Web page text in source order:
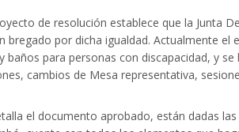
de resolución establece que la Junta
bregado por dicha igualdad. Actualmente
baños para personas con discapacidad, y
cambios de Mesa representativa,
el documento aprobado, están dadas